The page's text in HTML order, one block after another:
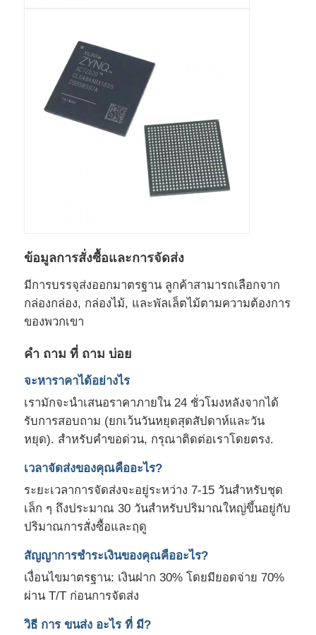
ข้อมูลการสั่งซื้อและการจัดส่ง
มีการบรรจุส่งออกมาตรฐาน ลูกค้าสามารถเลือกจาก
กล่องกล่อง, กล่องไม้, และพัลเล็ตไม้ตามความต้องการ
ของพวกเขา
คํา ถาม ที่ ถาม บ่อย
จะหาราคาได้อย่างไร
เรามักจะนําเสนอราคาภายใน 24 ชั่วโมงหลังจากได้
รับการสอบถาม (ยกเว้นวันหยุดสุดสัปดาห์และวัน
หยุด). สําหรับคําขอด่วน, กรุณาติดต่อเราโดยตรง.
เวลาจัดส่งของคุณคืออะไร?
ระยะเวลาการจัดส่งจะอยู่ระหว่าง 7-15 วันสําหรับชุด
เล็ก ๆ ถึงประมาณ 30 วันสําหรับปริมาณใหญ่ขึ้นอยู่กับ
ปริมาณการสั่งซื้อและฤดู
สัญญาการชําระเงินของคุณคืออะไร?
เงื่อนไขมาตรฐาน: เงินฝาก 30% โดยมียอดจ่าย 70%
ผ่าน T/T ก่อนการจัดส่ง
วิธี การ ขนส่ง อะไร ที่ มี?